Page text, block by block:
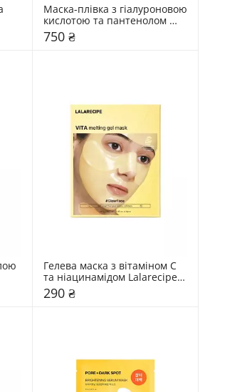
Маска-плівка з гіалуроновою
кислотою та пантенолом
Arocell 80 мл
750 ₴
Гелева маска з вітаміном С
та ніацинамідом Lalarecipe
40 мл
290 ₴